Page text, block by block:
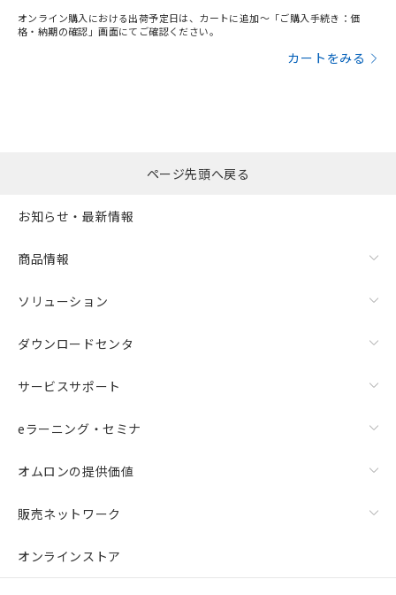
オンライン購入における出荷予定日は、カートに追加～「ご購入手続き：価
格・納期の確認」画面にてご確認ください。
カートをみる
ページ先頭へ戻る
お知らせ・最新情報
商品情報
ソリューション
ダウンロードセンタ
サービスサポート
eラーニング・セミナ
オムロンの提供価値
販売ネットワーク
オンラインストア